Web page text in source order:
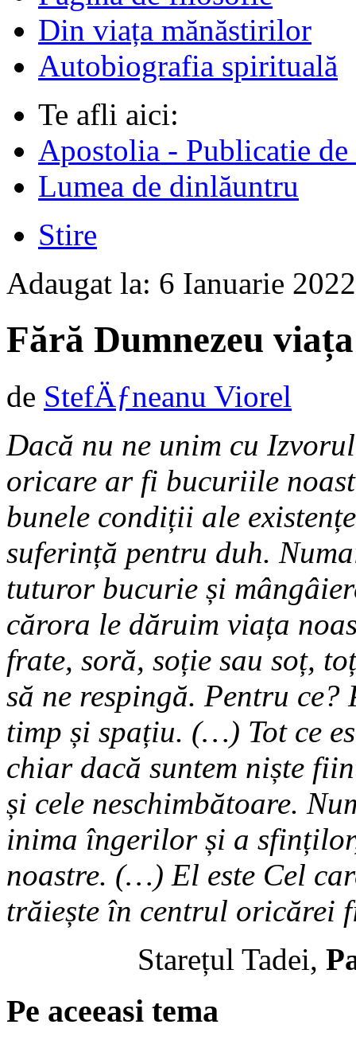
Din viața mănăstirilor
Autobiografia spirituală
Te afli aici:
Apostolia - Publicatie
Lumea de dinlăuntru
Stire
Adaugat la: 6 Ianuarie
Fără Dumnezeu
de StefÄƒneanu Viorel
Dacă nu ne unim cu
oricare ar fi bucuriile
bunele condiții ale
suferință pentru duh.
tuturor bucurie și
cărora le dăruim viața
frate, soră, soție sau soț,
să ne respingă. Pentru
timp și spațiu. (…) Tot ce
chiar dacă suntem niște
și cele neschimbătoare.
inima îngerilor și a
noastre. (…) El este Cel
trăiește în centrul oricărei
Starețul Tadei,
Pe aceeasi tema